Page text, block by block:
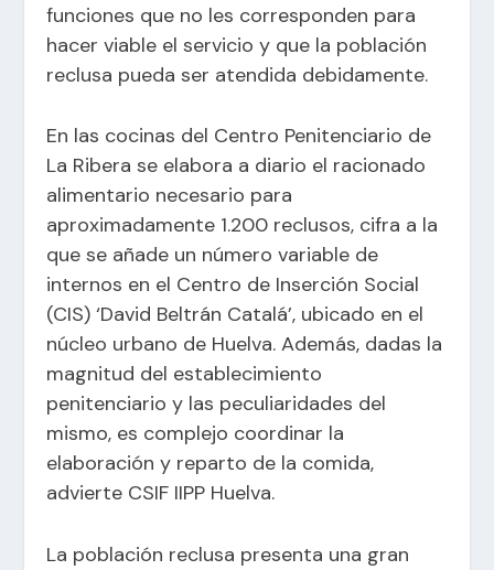
funciones que no les corresponden para
hacer viable el servicio y que la población
reclusa pueda ser atendida debidamente.
En las cocinas del Centro Penitenciario de
La Ribera se elabora a diario el racionado
alimentario necesario para
aproximadamente 1.200 reclusos, cifra a la
que se añade un número variable de
internos en el Centro de Inserción Social
(CIS) ‘David Beltrán Catalá’, ubicado en el
núcleo urbano de Huelva. Además, dadas la
magnitud del establecimiento
penitenciario y las peculiaridades del
mismo, es complejo coordinar la
elaboración y reparto de la comida,
advierte CSIF IIPP Huelva.
La población reclusa presenta una gran